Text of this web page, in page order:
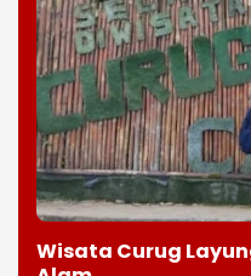
Wisata Curug